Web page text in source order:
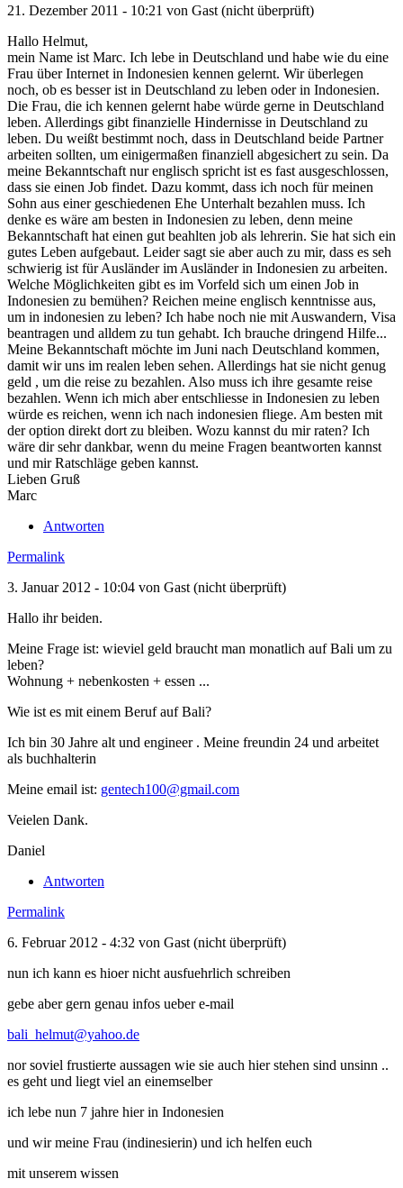
21. Dezember 2011 - 10:21 von Gast (nicht überprüft)
Hallo Helmut,
mein Name ist Marc. Ich lebe in Deutschland und habe wie du eine
Frau über Internet in Indonesien kennen gelernt. Wir überlegen
noch, ob es besser ist in Deutschland zu leben oder in Indonesien.
Die Frau, die ich kennen gelernt habe würde gerne in Deutschland
leben. Allerdings gibt finanzielle Hindernisse in Deutschland zu
leben. Du weißt bestimmt noch, dass in Deutschland beide Partner
arbeiten sollten, um einigermaßen finanziell abgesichert zu sein. Da
meine Bekanntschaft nur englisch spricht ist es fast ausgeschlossen,
dass sie einen Job findet. Dazu kommt, dass ich noch für meinen
Sohn aus einer geschiedenen Ehe Unterhalt bezahlen muss. Ich
denke es wäre am besten in Indonesien zu leben, denn meine
Bekanntschaft hat einen gut beahlten job als lehrerin. Sie hat sich ein
gutes Leben aufgebaut. Leider sagt sie aber auch zu mir, dass es seh
schwierig ist für Ausländer im Ausländer in Indonesien zu arbeiten.
Welche Möglichkeiten gibt es im Vorfeld sich um einen Job in
Indonesien zu bemühen? Reichen meine englisch kenntnisse aus,
um in indonesien zu leben? Ich habe noch nie mit Auswandern, Visa
beantragen und alldem zu tun gehabt. Ich brauche dringend Hilfe...
Meine Bekanntschaft möchte im Juni nach Deutschland kommen,
damit wir uns im realen leben sehen. Allerdings hat sie nicht genug
geld , um die reise zu bezahlen. Also muss ich ihre gesamte reise
bezahlen. Wenn ich mich aber entschliesse in Indonesien zu leben
würde es reichen, wenn ich nach indonesien fliege. Am besten mit
der option direkt dort zu bleiben. Wozu kannst du mir raten? Ich
wäre dir sehr dankbar, wenn du meine Fragen beantworten kannst
und mir Ratschläge geben kannst.
Lieben Gruß
Marc
Antworten
Permalink
3. Januar 2012 - 10:04 von Gast (nicht überprüft)
Hallo ihr beiden.
Meine Frage ist: wieviel geld braucht man monatlich auf Bali um zu
leben?
Wohnung + nebenkosten + essen ...
Wie ist es mit einem Beruf auf Bali?
Ich bin 30 Jahre alt und engineer . Meine freundin 24 und arbeitet
als buchhalterin
Meine email ist: gentech100@gmail.com
Veielen Dank.
Daniel
Antworten
Permalink
6. Februar 2012 - 4:32 von Gast (nicht überprüft)
nun ich kann es hioer nicht ausfuehrlich schreiben
gebe aber gern genau infos ueber e-mail
bali_helmut@yahoo.de
nor soviel frustierte aussagen wie sie auch hier stehen sind unsinn ..
es geht und liegt viel an einemselber
ich lebe nun 7 jahre hier in Indonesien
und wir meine Frau (indinesierin) und ich helfen euch
mit unserem wissen